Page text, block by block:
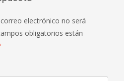
electrónico no será
obligatorios están